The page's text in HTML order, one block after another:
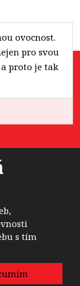
ovocnost.
pro svou
proto je tak
s tím